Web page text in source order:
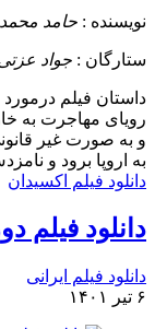
نویسنده : حامد
ستارگان : جواد
داستان فیلم
رویای مهاجرت به
و به صورت غیر
به اروپا برود و
دانلود فیلم اکسیدان
دانلود فیلم
دانلود فیلم ایرانی
۶ تیر ۱۴۰۱